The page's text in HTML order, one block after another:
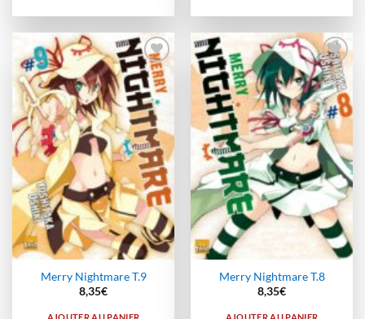
Ajouter
à la
wishlist
Merry Nightmare T.9
8,35€
AJOUTER AU PANIER
Ajouter
à la
wishlist
Merry Nightmare T.8
8,35€
AJOUTER AU PANIER